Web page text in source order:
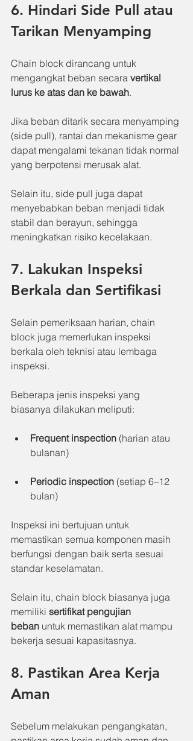
6. Hindari Side Pull atau
Tarikan Menyamping
Chain block dirancang untuk
mengangkat beban secara vertikal
lurus ke atas dan ke bawah.
Jika beban ditarik secara menyamping
(side pull), rantai dan mekanisme gear
dapat mengalami tekanan tidak normal
yang berpotensi merusak alat.
Selain itu, side pull juga dapat
menyebabkan beban menjadi tidak
stabil dan berayun, sehingga
meningkatkan risiko kecelakaan.
7. Lakukan Inspeksi
Berkala dan Sertifikasi
Selain pemeriksaan harian, chain
block juga memerlukan inspeksi
berkala oleh teknisi atau lembaga
inspeksi.
Beberapa jenis inspeksi yang
biasanya dilakukan meliputi:
Frequent inspection (harian atau
bulanan)
Periodic inspection (setiap 6–12
bulan)
Inspeksi ini bertujuan untuk
memastikan semua komponen masih
berfungsi dengan baik serta sesuai
standar keselamatan.
Selain itu, chain block biasanya juga
memiliki sertifikat pengujian
beban untuk memastikan alat mampu
bekerja sesuai kapasitasnya.
8. Pastikan Area Kerja
Aman
Sebelum melakukan pengangkatan,